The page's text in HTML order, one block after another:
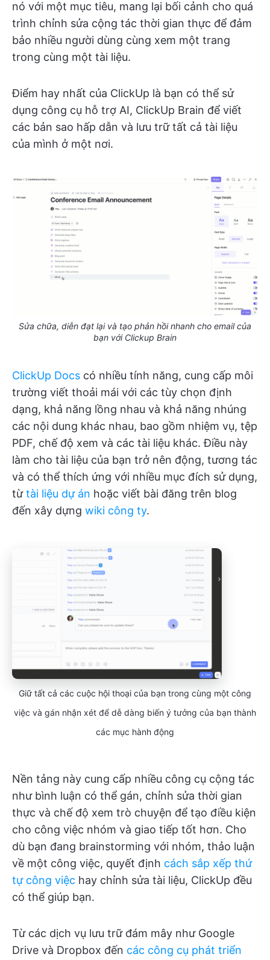
nó với một mục tiêu, mang lại bối cảnh cho quá
trình chỉnh sửa cộng tác thời gian thực để đảm
bảo nhiều người dùng cùng xem một trang
trong cùng một tài liệu.
Điểm hay nhất của ClickUp là bạn có thể sử
dụng công cụ hỗ trợ AI, ClickUp Brain để viết
các bản sao hấp dẫn và lưu trữ tất cả tài liệu
của mình ở một nơi.
Sửa chữa, diễn đạt lại và tạo phản hồi nhanh cho email của
bạn với Clickup Brain
ClickUp Docs có nhiều tính năng, cung cấp môi
trường viết thoải mái với các tùy chọn định
dạng, khả năng lồng nhau và khả năng nhúng
các nội dung khác nhau, bao gồm nhiệm vụ, tệp
PDF, chế độ xem và các tài liệu khác. Điều này
làm cho tài liệu của bạn trở nên động, tương tác
và có thể thích ứng với nhiều mục đích sử dụng,
từtài liệu dự án hoặc viết bài đăng trên blog
đến xây dựng wiki công ty.
Giữ tất cả các cuộc hội thoại của bạn trong cùng một công
việc và gán nhận xét để dễ dàng biến ý tưởng của bạn thành
các mục hành động
Nền tảng này cung cấp nhiều công cụ cộng tác
như bình luận có thể gán, chỉnh sửa thời gian
thực và chế độ xem trò chuyện để tạo điều kiện
cho công việc nhóm và giao tiếp tốt hơn. Cho
dù bạn đang brainstorming với nhóm, thảo luận
về một công việc, quyết định cách sắp xếp thứ
tự công việc hay chỉnh sửa tài liệu, ClickUp đều
có thể giúp bạn.
Từ các dịch vụ lưu trữ đám mây như Google
Drive và Dropbox đến các công cụ phát triển